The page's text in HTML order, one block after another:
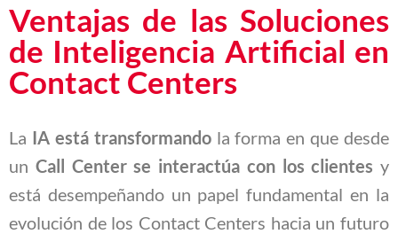
Ventajas de las Soluciones
de Inteligencia Artificial en
Contact Centers
La IA está transformandola forma en que desde
un Call Center se interactúa con los clientes y
está desempeñando un papel fundamental en la
evolución de los Contact Centers hacia un futuro